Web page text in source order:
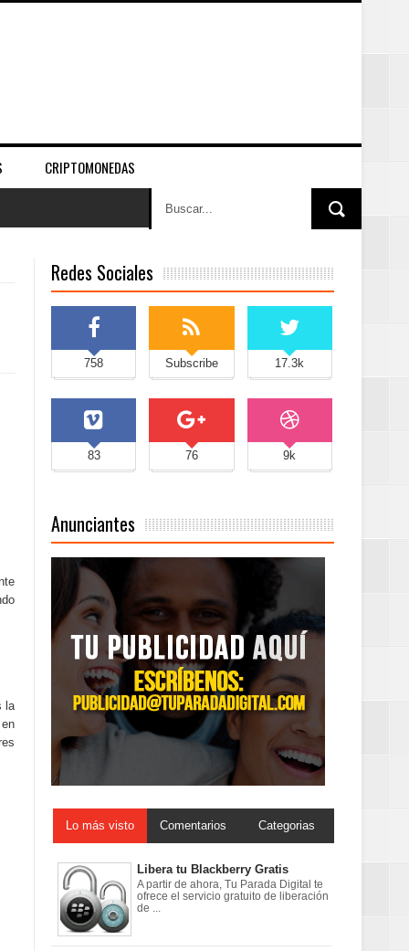
CRIPTOMONEDAS
la
Redes Sociales
758 Subscribe 17.3k
83 76 9k
Anunciantes
Lo más visto Comentarios Categorias
Libera tu Blackberry Gratis
A partir de ahora, Tu Parada Digital te
ofrece el servicio gratuito de liberación
de ...